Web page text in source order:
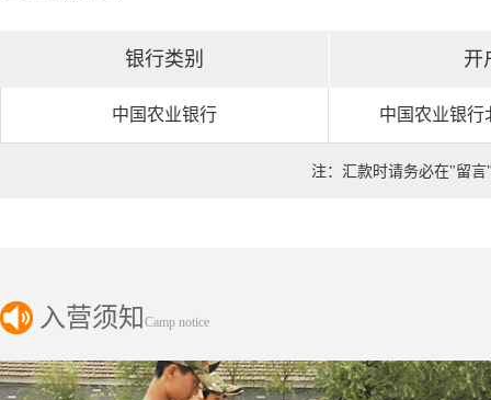
银行类别 开
中国农业银行 中国农业银行
注：汇款时请务必在"留
入营须知 Camp notice